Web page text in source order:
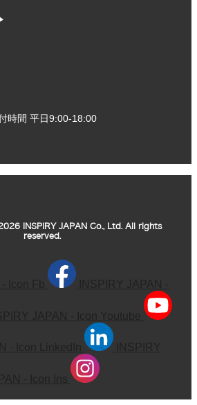
時間 平日9:00-18:00
INSPIRY JAPAN Co., Ltd. All rights
reserved.